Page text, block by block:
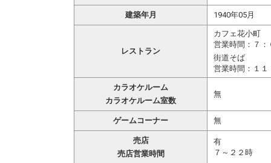
建築年月 1940年05月
レストラン
カフェ花小町
営業時間：７
街道そば
営業時間：１
カラオケルーム
カラオケルーム室数
無
ゲームコーナー 無
売店
売店営業時間
有
７～２２時